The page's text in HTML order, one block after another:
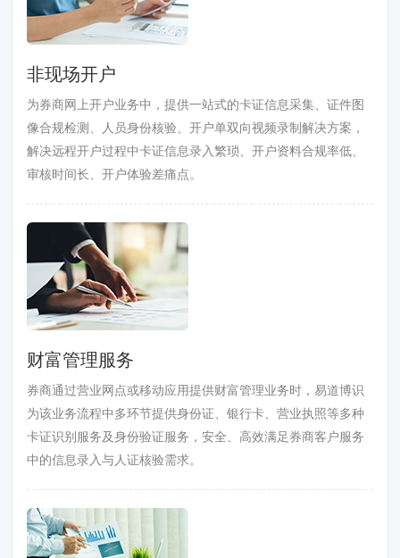
非现场开户
为券商网上开户业务中，提供一站式的卡证信息采集、证件图
像合规检测、人员身份核验、开户单双向视频录制解决方案，
解决远程开户过程中卡证信息录入繁琐、开户资料合规率低、
审核时间长、开户体验差痛点。
财富管理服务
券商通过营业网点或移动应用提供财富管理业务时，易道博识
为该业务流程中多环节提供身份证、银行卡、营业执照等多种
卡证识别服务及身份验证服务，安全、高效满足券商客户服务
中的信息录入与人证核验需求。